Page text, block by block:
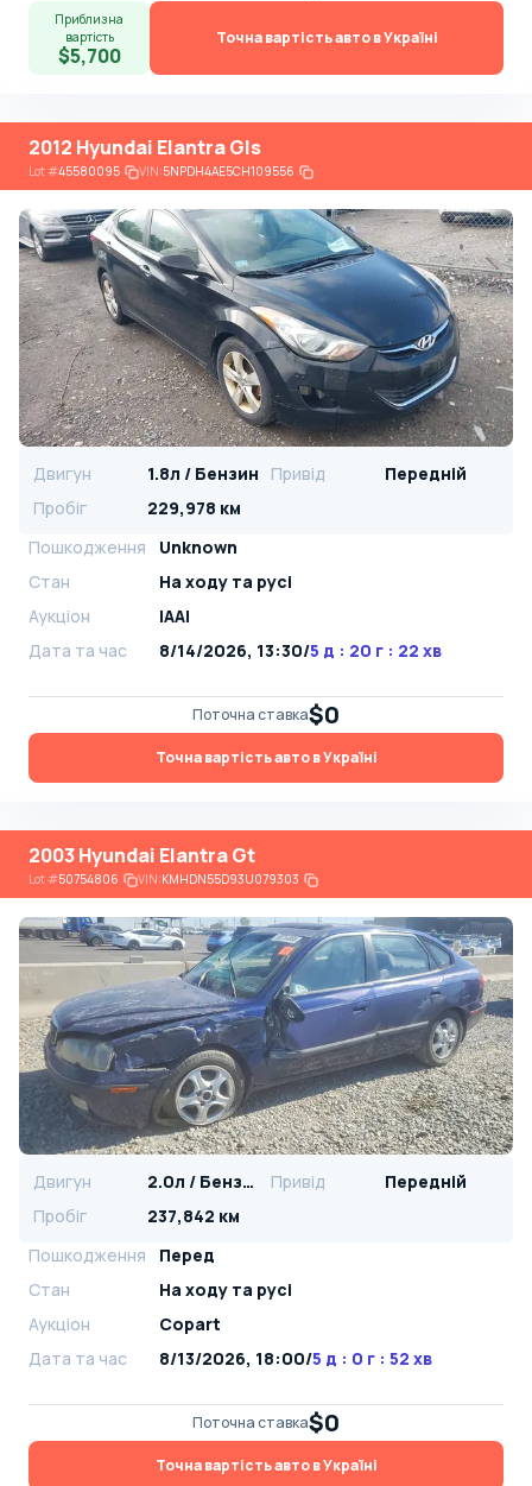
Приблизна
вартість
$5,700
Точна вартість авто в Україні
2012 Hyundai Elantra Gls
Lot#45580095 VIN:5NPDH4AE5CH109556
Двигун 1.8л / Бензин Привід
Передній
Пробіг
229,978 км
Пошкодження
Unknown
Стан
На ​​ходу та русі
Аукціон
IAAI
Дата та час
8/14/2026, 13:30/5 д : 20 г : 22 хв
Поточна ставка$0
Точна вартість авто в Україні
2003 Hyundai Elantra Gt
Lot#50754806 VIN:KMHDN55D93U079303
Двигун 2.0л / Бензин Привід
Передній
Пробіг
237,842 км
Пошкодження
Перед
Стан
На ​​ходу та русі
Аукціон
Copart
Дата та час
8/13/2026, 18:00/5 д : 0 г : 52 хв
Поточна ставка$0
Точна вартість авто в Україні